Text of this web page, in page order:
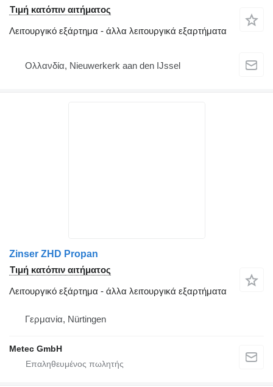
Τιμή κατόπιν αιτήματος
Λειτουργικό εξάρτημα - άλλα λειτουργικά εξαρτήματα
Ολλανδία, Nieuwerkerk aan den IJssel
Zinser ZHD Propan
Τιμή κατόπιν αιτήματος
Λειτουργικό εξάρτημα - άλλα λειτουργικά εξαρτήματα
Γερμανία, Nürtingen
Metec GmbH